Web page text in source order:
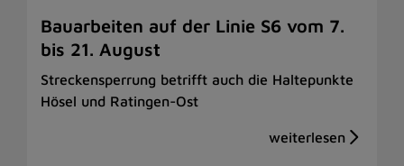
Bauarbeiten auf der Linie S6 vom 7.
bis 21. August
Streckensperrung betrifft auch die Haltepunkte
Hösel und Ratingen-Ost